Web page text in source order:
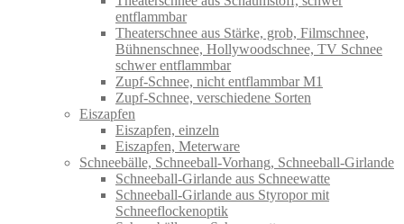
entflammbar
Theaterschnee aus Stärke, grob, Filmschnee,
Bühnenschnee, Hollywoodschnee, TV Schnee
schwer entflammbar
Zupf-Schnee, nicht entflammbar M1
Zupf-Schnee, verschiedene Sorten
Eiszapfen
Eiszapfen, einzeln
Eiszapfen, Meterware
Schneebälle, Schneeball-Vorhang, Schneeball-Girlande
Schneeball-Girlande aus Schneewatte
Schneeball-Girlande aus Styropor mit
Schneeflockenoptik